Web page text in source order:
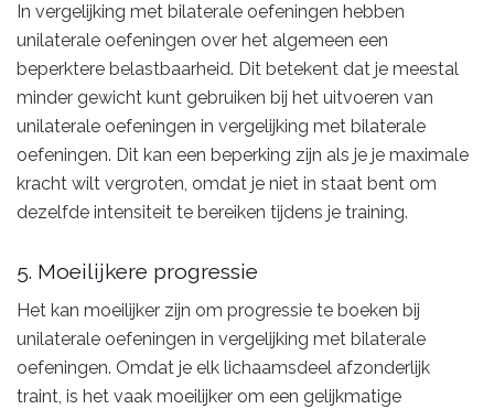
In vergelijking met bilaterale oefeningen hebben
unilaterale oefeningen over het algemeen een
beperktere belastbaarheid. Dit betekent dat je meestal
minder gewicht kunt gebruiken bij het uitvoeren van
unilaterale oefeningen in vergelijking met bilaterale
oefeningen. Dit kan een beperking zijn als je je maximale
kracht wilt vergroten, omdat je niet in staat bent om
dezelfde intensiteit te bereiken tijdens je training.
5. Moeilijkere progressie
Het kan moeilijker zijn om progressie te boeken bij
unilaterale oefeningen in vergelijking met bilaterale
oefeningen. Omdat je elk lichaamsdeel afzonderlijk
traint, is het vaak moeilijker om een gelijkmatige